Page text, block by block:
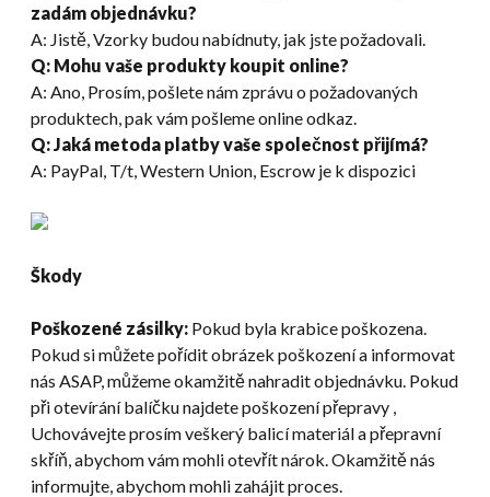
zadám objednávku?
A: Jistě, Vzorky budou nabídnuty, jak jste požadovali.
Q: Mohu vaše produkty koupit online?
A: Ano, Prosím, pošlete nám zprávu o požadovaných
produktech, pak vám pošleme online odkaz.
Q: Jaká metoda platby vaše společnost přijímá?
A: PayPal, T/t, Western Union, Escrow je k dispozici
Škody
Poškozené zásilky: Pokud byla krabice poškozena.
Pokud si můžete pořídit obrázek poškození a informovat
nás ASAP, můžeme okamžitě nahradit objednávku. Pokud
při otevírání balíčku najdete poškození přepravy ,
Uchovávejte prosím veškerý balicí materiál a přepravní
skříň, abychom vám mohli otevřít nárok. Okamžitě nás
informujte, abychom mohli zahájit proces.